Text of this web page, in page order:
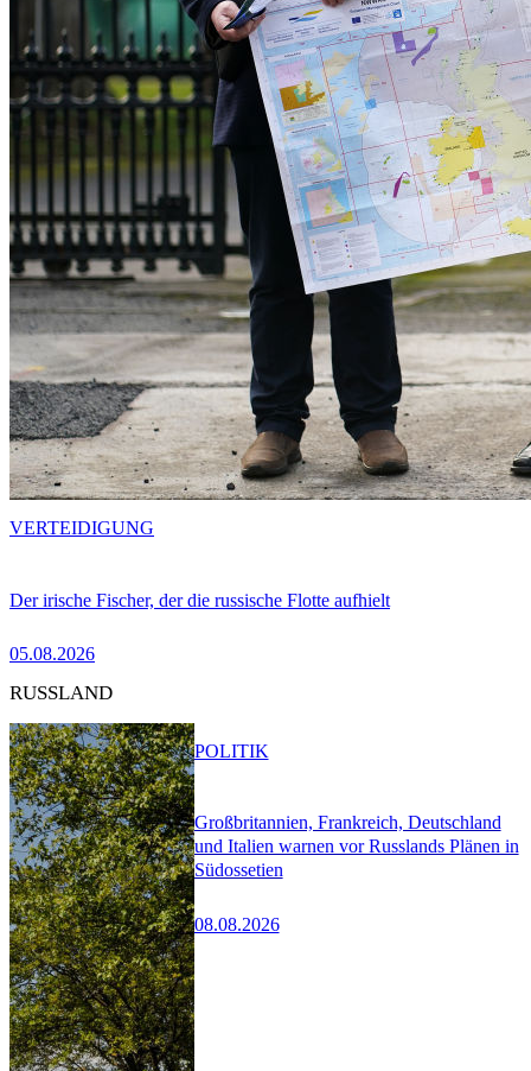
Der irische Fischer, der die russische Flotte aufhielt
05.08.2026
VERTEIDIGUNG
RUSSLAND
Großbritannien, Frankreich, Deutschland
und Italien warnen vor Russlands Plänen in
Südossetien
08.08.2026
POLITIK